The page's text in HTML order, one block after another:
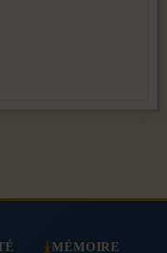
MÉMOIRE